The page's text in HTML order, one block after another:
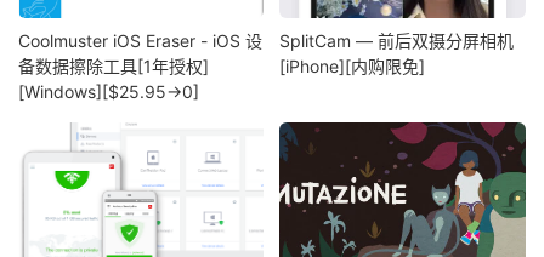
Coolmuster iOS Eraser - iOS 设
备数据擦除工具[1年授权]
[Windows][$25.95→0]
SplitCam — 前后双摄分屏相机
[iPhone][内购限免]